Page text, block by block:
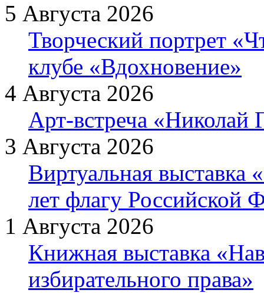
5 Августа 2026
Творческий портрет
клубе «Вдохновение»
4 Августа 2026
Арт-встреча «Николай
3 Августа 2026
Виртуальная выставка
лет флагу Российской
1 Августа 2026
Книжная выставка
избирательного права»